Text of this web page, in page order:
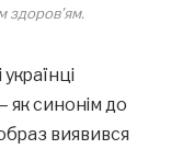
здоров’ям.
як синонім до
виявився